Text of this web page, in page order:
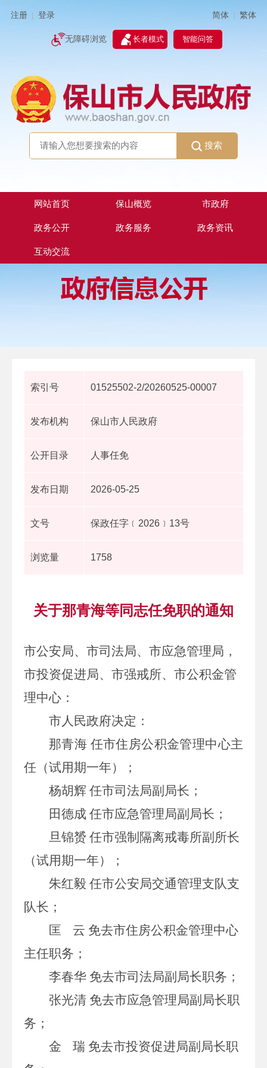
注册 登录 简体 | 繁体
无障碍浏览 长者模式 智能问答
搜索
网站首页 保山概览 市政府
政务公开 政务服务 政务资讯
互动交流
索引号 01525502-2/20260525-00007
发布机构 保山市人民政府
公开目录 人事任免
发布日期 2026-05-25
文号 保政任字﹝2026﹞13号
浏览量 1758
关于那青海等同志任免职的通知
市公安局、市司法局、 市应急管理局 ，
市投资促进局、 市强戒所、 市公积金管
理中心 ：
市人民政府决定 ：
那青海 任市住房公积金管理中心主
任（试用期一年）；
杨胡辉 任市司法局副局长；
田德成 任市应急管理局副局长；
旦锦赟 任市强制隔离戒毒所副所长
（试用期一年）；
朱红毅 任市公安局交通管理支队支
队长；
匡
云 免去市住房公积金管理中心
主任职务；
李春华 免去市司法局副局长职务；
张光清 免去市应急管理局副局长职
务；
金
瑞 免去市投资促进局副局长职